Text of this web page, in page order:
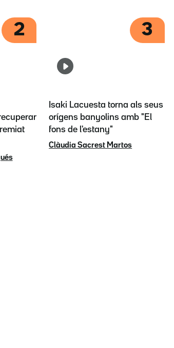
2 3
Isaki Lacuesta torna als seus
orígens banyolins amb "El
fons de l'estany"
Clàudia Sacrest Martos